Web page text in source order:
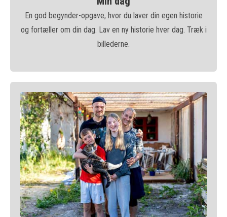
En god begynder-opgave, hvor du laver din egen historie
og fortæller om din dag. Lav en ny historie hver dag. Træk i
billederne.